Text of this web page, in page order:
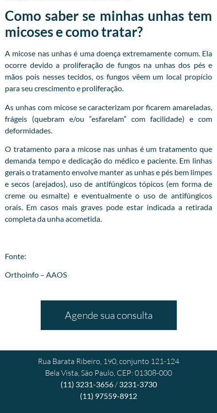
Como saber se minhas unhas tem
micoses e como tratar?
A micose nas unhas é uma doença extremamente comum. Ela
ocorre devido a proliferação de fungos na unhas dos pés e
mãos pois nesses tecidos, os fungos vêem um local propício
para seu crescimento e proliferação.
As unhas com micose se caracterizam por ficarem amareladas,
frágeis (quebram e/ou “esfarelam” com facilidade) e com
deformidades.
O tratamento para a micose nas unhas é um tratamento que
demanda tempo e dedicação do médico e paciente. Em linhas
gerais o tratamento envolve manter as unhas e pés bem limpes
e secos (arejados), uso de antifúngicos tópicos (em forma de
creme ou esmalte) e eventualmente o uso de antifúngicos
orais. Em casos mais graves pode estar indicada a retirada
completa da unha acometida.
Fonte:
Orthoinfo – AAOS
Agende sua consulta
Rua Barata Ribeiro, 190, conjunto 121-124
Bela Vista, São Paulo, CEP: 01308-000
(11) 3231-3656/ 3231-3730
(11) 97559-8912